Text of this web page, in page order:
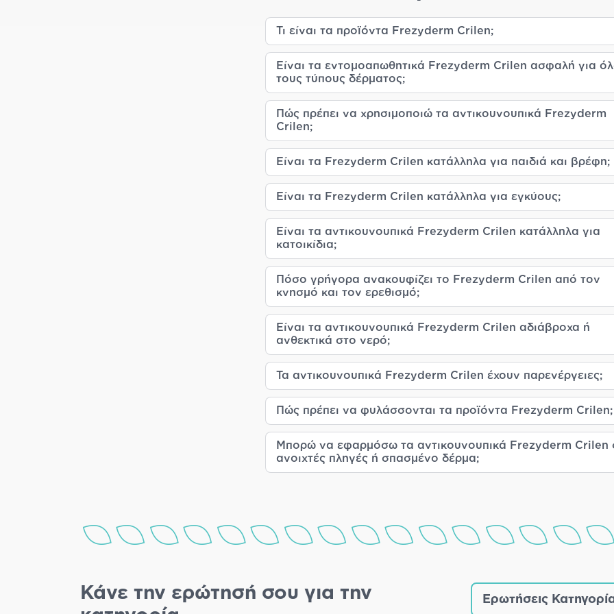
Τι είναι τα προϊόντα Frezyderm Crilen;
Είναι τα εντομοαπωθητικά Frezyderm Crilen ασφαλή για
τους τύπους δέρματος;
Πώς πρέπει να χρησιμοποιώ τα αντικουνουπικά Frezyderm
Crilen;
Είναι τα Frezyderm Crilen κατάλληλα για παιδιά και βρέφη;
Είναι τα Frezyderm Crilen κατάλληλα για εγκύους;
Είναι τα αντικουνουπικά Frezyderm Crilen κατάλληλα για
κατοικίδια;
Πόσο γρήγορα ανακουφίζει το Frezyderm Crilen από τον
κνησμό και τον ερεθισμό;
Είναι τα αντικουνουπικά Frezyderm Crilen αδιάβροχα ή
ανθεκτικά στο νερό;
Τα αντικουνουπικά Frezyderm Crilen έχουν παρενέργειες;
Πώς πρέπει να φυλάσσονται τα προϊόντα Frezyderm Crilen;
Μπορώ να εφαρμόσω τα αντικουνουπικά Frezyderm Crilen
ανοιχτές πληγές ή σπασμένο δέρμα;
Κάνε την ερώτησή σου για την
Ερωτήσεις